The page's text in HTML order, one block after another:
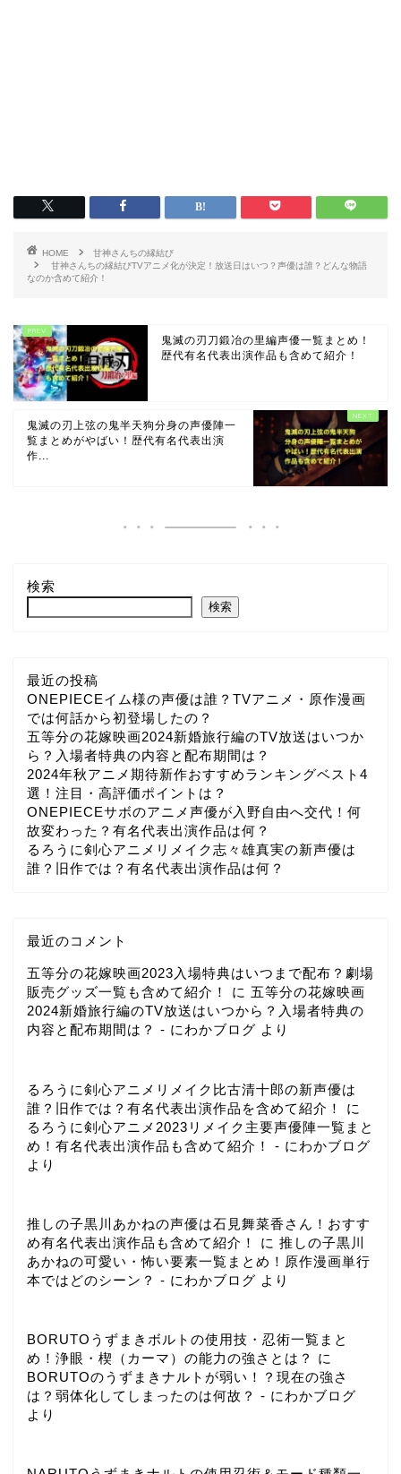
HOME
甘神さんちの縁結び
甘神さんちの縁結びTVアニメ化が決定！放送日はいつ？声優は誰？どんな物語
なのか含めて紹介！
鬼滅の刃刀鍛冶の里編声優一覧まとめ！
歴代有名代表出演作品も含めて紹介！
鬼滅の刃上弦の鬼半天狗分身の声優陣一
覧まとめがやばい！歴代有名代表出演
作...
検索
検索
最近の投稿
ONEPIECEイム様の声優は誰？TVアニメ・原作漫画
では何話から初登場したの？
五等分の花嫁映画2024新婚旅行編のTV放送はいつか
ら？入場者特典の内容と配布期間は？
2024年秋アニメ期待新作おすすめランキングベスト4
選！注目・高評価ポイントは？
ONEPIECEサボのアニメ声優が入野自由へ交代！何
故変わった？有名代表出演作品は何？
るろうに剣心アニメリメイク志々雄真実の新声優は
誰？旧作では？有名代表出演作品は何？
最近のコメント
五等分の花嫁映画2023入場特典はいつまで配布？劇場
販売グッズ一覧も含めて紹介！
に 五等分の花嫁映画
2024新婚旅行編のTV放送はいつから？入場者特典の
内容と配布期間は？ - にわかブログ より
るろうに剣心アニメリメイク比古清十郎の新声優は
誰？旧作では？有名代表出演作品を含めて紹介！
に
るろうに剣心アニメ2023リメイク主要声優陣一覧まと
め！有名代表出演作品も含めて紹介！ - にわかブログ
より
推しの子黒川あかねの声優は石見舞菜香さん！おすす
め有名代表出演作品も含めて紹介！
に 推しの子黒川
あかねの可愛い・怖い要素一覧まとめ！原作漫画単行
本ではどのシーン？ - にわかブログ より
BORUTOうずまきボルトの使用技・忍術一覧まと
め！浄眼・楔（カーマ）の能力の強さとは？
に
BORUTOのうずまきナルトが弱い！？現在の強さ
は？弱体化してしまったのは何故？ - にわかブログ
より